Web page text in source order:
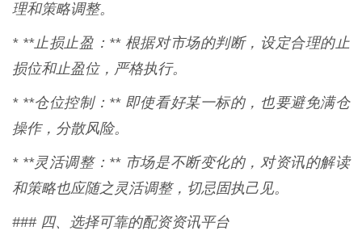
理和策略调整。
* **止损止盈：** 根据对市场的判断，设定合理的止
损位和止盈位，严格执行。
* **仓位控制：** 即使看好某一标的，也要避免满仓
操作，分散风险。
* **灵活调整：** 市场是不断变化的，对资讯的解读
和策略也应随之灵活调整，切忌固执己见。
### 四、选择可靠的配资资讯平台